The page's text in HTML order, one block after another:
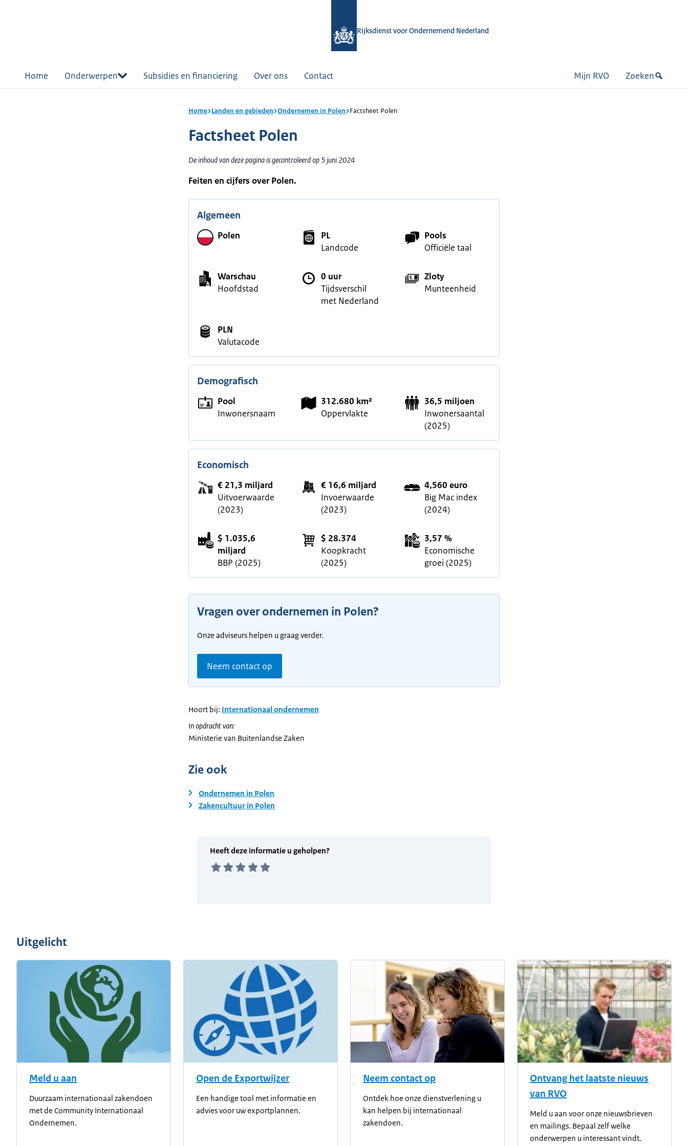
Rijksdienst voor Ondernemend Nederland
Home Onderwerpen Subsidies en financiering Over ons Contact Mijn RVO Zoeken
Home Landen en gebieden Ondernemen in Polen Factsheet Polen
Factsheet Polen
De inhoud van deze pagina is gecontroleerd op 5 juni 2024
Feiten en cijfers over Polen.
Algemeen
Polen
PL
Landcode
Pools
Officiële taal
Warschau
Hoofdstad
0 uur
Tijdsverschil
met Nederland
Zloty
Munteenheid
PLN
Valutacode
Demografisch
Pool
Inwonersnaam
312.680 km²
Oppervlakte
36,5 miljoen
Inwonersaantal
(2025)
Economisch
€ 21,3 miljard
Uitvoerwaarde
(2023)
€ 16,6 miljard
Invoerwaarde
(2023)
4,560 euro
Big Mac index
(2024)
$ 1.035,6
miljard
BBP (2025)
$ 28.374
Koopkracht
(2025)
3,57 %
Economische
groei (2025)
Vragen over ondernemen in Polen?
Onze adviseurs helpen u graag verder.
Neem contact op
Hoort bij: Internationaal ondernemen
In opdracht van:
Ministerie van Buitenlandse Zaken
Zie ook
Ondernemen in Polen
Zakencultuur in Polen
Uitgelicht
Meld u aan
Duurzaam internationaal zakendoen
met de Community Internationaal
Ondernemen.
Open de Exportwijzer
Een handige tool met informatie en
advies voor uw exportplannen.
Neem contact op
Ontdek hoe onze dienstverlening u
kan helpen bij internationaal
zakendoen.
Ontvang het laatste nieuws
van RVO
Meld u aan voor onze nieuwsbrieven
en mailings. Bepaal zelf welke
onderwerpen u interessant vindt.